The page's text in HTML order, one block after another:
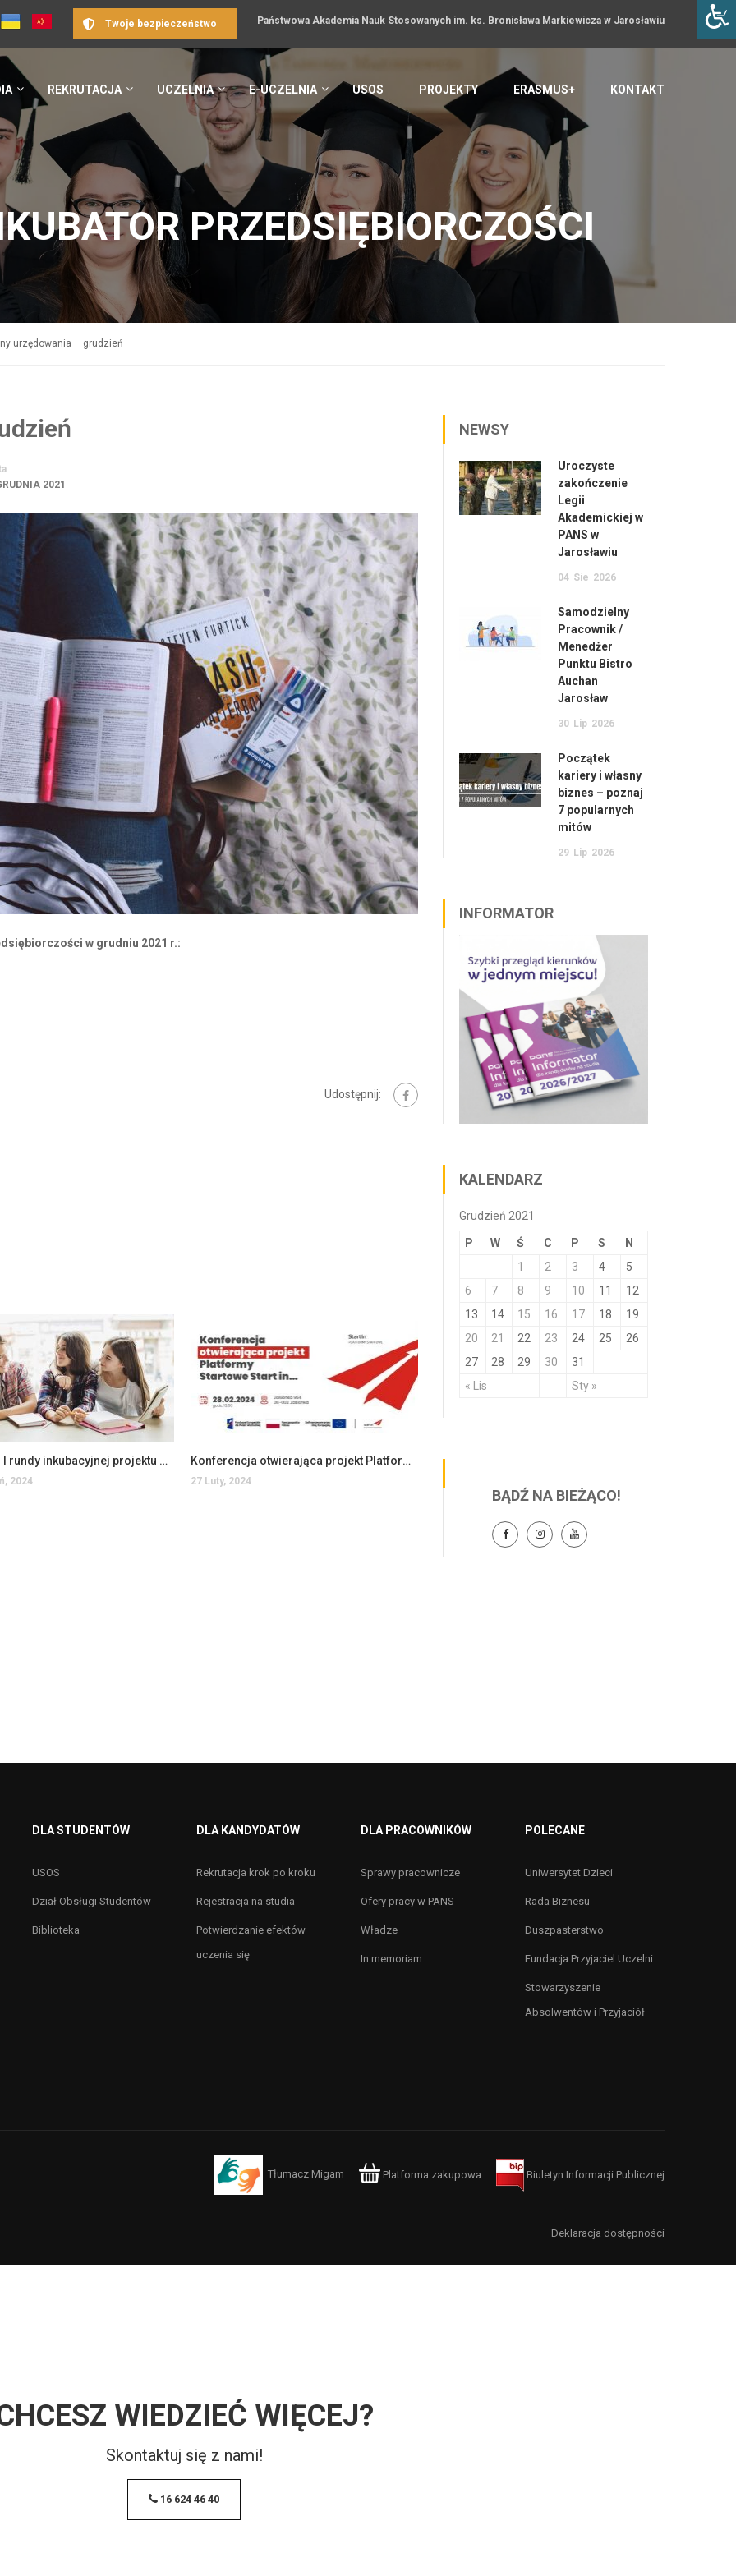
Państwowa Akademia Nauk Stosowanych im. ks. Bronisława Markiewicza w Jarosławiu
Twoje bezpieczeństwo
REKRUTACJA UCZELNIA E-UCZELNIA USOS PROJEKTY ERASMUS+ KONTAKT
PRZEDSIĘBIORCZOŚCI
urzędowania – grudzień
2021
w grudniu 2021 r.:
Udostępnij:
Aplikuj do I rundy inkubacyjnej projektu Platformy Startowe Start in…
2024
Konferencja otwierająca projekt Platformy Startowe Start In…
27 Luty, 2024
NEWSY
Uroczyste
zakończenie
Legii
Akademickiej w
PANS w
Jarosławiu
04 Sie 2026
Samodzielny
Pracownik /
Menedżer
Punktu Bistro
Auchan
Jarosław
30 Lip 2026
Początek
kariery i własny
biznes – poznaj
7 popularnych
mitów
29 Lip 2026
INFORMATOR
KALENDARZ
Grudzień 2021
P W Ś C P S N
« Lis Sty »
1 2 3 4
5
6
7 8 9 10 11
12
13
14 15 16 17 18
19
20
21 22 23 24 25
26
27
28 29 30 31
BĄDŹ NA BIEŻĄCO!
DLA STUDENTÓW
USOS
Dział Obsługi Studentów
Biblioteka
DLA KANDYDATÓW
Rekrutacja krok po kroku
Rejestracja na studia
Potwierdzanie efektów
uczenia się
DLA PRACOWNIKÓW
Sprawy pracownicze
Ofery pracy w PANS
Władze
In memoriam
POLECANE
Uniwersytet Dzieci
Rada Biznesu
Duszpasterstwo
Fundacja Przyjaciel Uczelni
Stowarzyszenie
Absolwentów i Przyjaciół
Tłumacz Migam Platforma zakupowa Biuletyn Informacji Publicznej
Deklaracja dostępności
WIEDZIEĆ WIĘCEJ?
Skontaktuj się z nami!
16 624 46 40